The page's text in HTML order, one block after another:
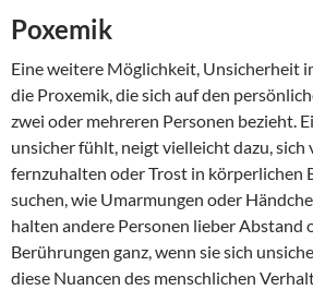
Poxemik
Eine weitere Möglichkeit, Unsicherheit
die Proxemik, die sich auf den
zwei oder mehreren Personen bezieht.
unsicher fühlt, neigt vielleicht dazu, sich
fernzuhalten oder Trost in körperlichen
suchen, wie Umarmungen oder
halten andere Personen lieber Abstand
Berührungen ganz, wenn sie sich
diese Nuancen des menschlichen